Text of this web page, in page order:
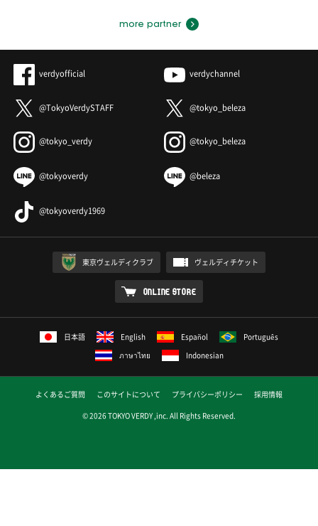
more partner
verdyofficial verdychannel
@TokyoVerdySTAFF @tokyo_beleza
@tokyo_verdy @tokyo_beleza
@tokyoverdy @beleza
@tokyoverdy1969
東京ヴェルディクラブ ヴェルディチケット
ONLINE STORE
日本語 English Español
Português
ภาษาไทย
Indonesian
よくあるご質問 このサイトについて プライバシーポリシー
採用情報
© 2026 TOKYO VERDY ,inc. All Rights Reserved.